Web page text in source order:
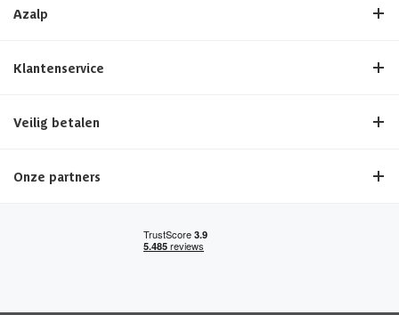
Azalp
Klantenservice
Veilig betalen
Onze partners